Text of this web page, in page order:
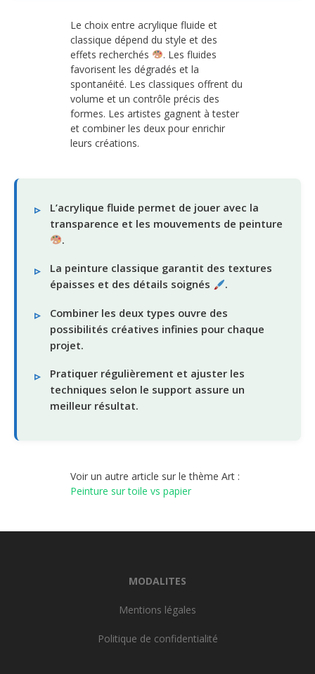
Le choix entre acrylique fluide et
classique dépend du style et des
effets recherchés
. Les fluides
favorisent les dégradés et la
spontanéité. Les classiques offrent du
volume et un contrôle précis des
formes. Les artistes gagnent à tester
et combiner les deux pour enrichir
leurs créations.
L’acrylique fluide permet de jouer avec la
transparence et les mouvements de peinture
.
La peinture classique garantit des textures
épaisses et des détails soignés
.
Combiner les deux types ouvre des
possibilités créatives infinies pour chaque
projet.
Pratiquer régulièrement et ajuster les
techniques selon le support assure un
meilleur résultat.
Voir un autre article sur le thème Art :
Peinture sur toile vs papier
MODALITES
Mentions légales
Politique de confidentialité